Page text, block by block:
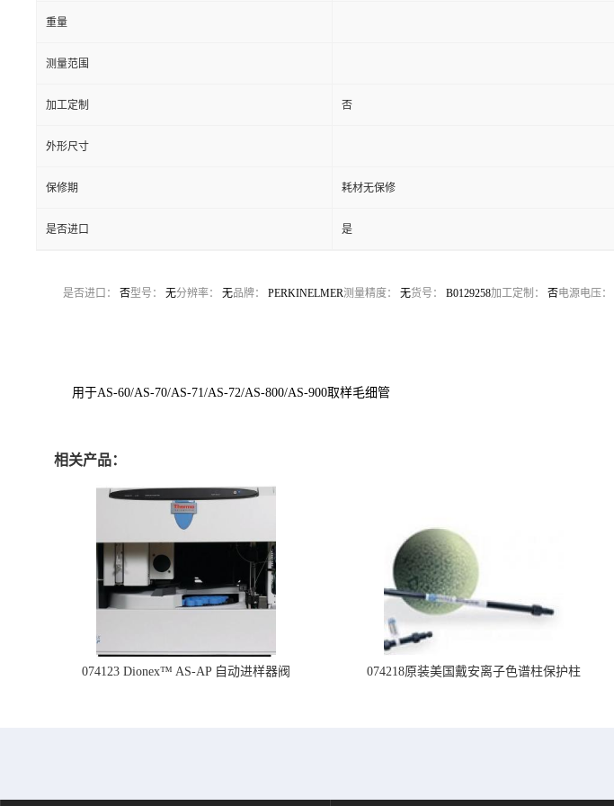
重量
测量范围
加工定制 否
外形尺寸
保修期 耗材无保修
是否进口 是
是否进口： 否型号： 无分辨率： 无品牌： PERKINELMER测量精度： 无货号： B0129258加工定制： 否电源电压：
用于AS-60/AS-70/AS-71/AS-72/AS-800/AS-900取样毛细管
相关产品：
074123 Dionex™ AS-AP 自动进样器阀 074218原装美国戴安离子色谱柱保护柱